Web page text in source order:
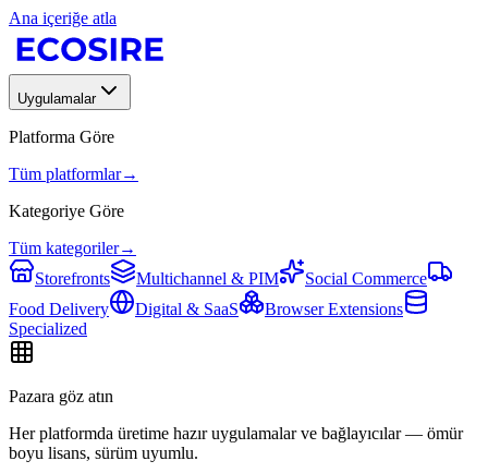
Ana içeriğe atla
Uygulamalar
Platforma Göre
Tüm platformlar→
Kategoriye Göre
Tüm kategoriler→
Storefronts
Multichannel & PIM
Social Commerce
Food Delivery
Digital & SaaS
Browser Extensions
Specialized
Pazara göz atın
Her platformda üretime hazır uygulamalar ve bağlayıcılar — ömür
boyu lisans, sürüm uyumlu.